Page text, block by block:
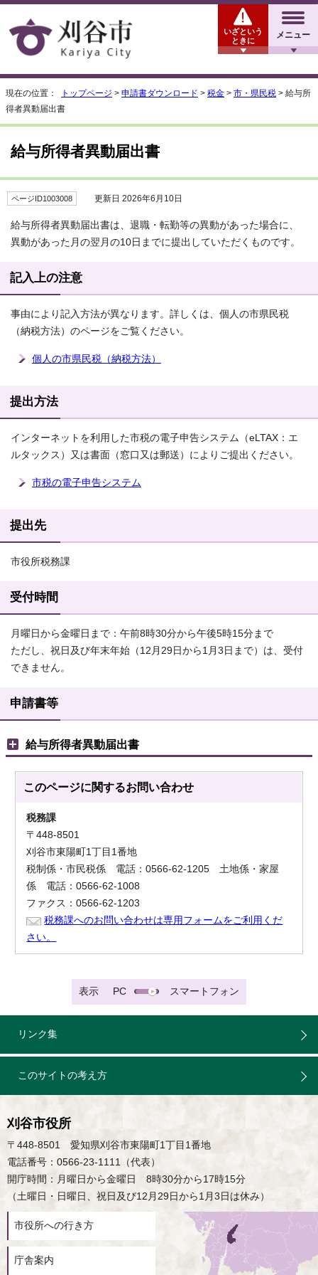
メニュー
いざという
ときに
現在の位置： トップページ > 申請書ダウンロード > 税金 > 市・県民税 > 給与所
得者異動届出書
給与所得者異動届出書
ページID1003008 更新日 2026年6月10日
給与所得者異動届出書は、退職・転勤等の異動があった場合に、
異動があった月の翌月の10日までに提出していただくものです。
記入上の注意
事由により記入方法が異なります。詳しくは、個人の市県民税
（納税方法）のページをご覧ください。
個人の市県民税（納税方法）
提出方法
インターネットを利用した市税の電子申告システム（eLTAX：エ
ルタックス）又は書面（窓口又は郵送）によりご提出ください。
市税の電子申告システム
提出先
市役所税務課
受付時間
月曜日から金曜日まで：午前8時30分から午後5時15分まで
ただし、祝日及び年末年始（12月29日から1月3日まで）は、受付
できません。
申請書等
給与所得者異動届出書
このページに関するお問い合わせ
税務課
〒448-8501
刈谷市東陽町1丁目1番地
税制係・市民税係 電話：0566-62-1205 土地係・家屋
係 電話：0566-62-1008
ファクス：0566-62-1203
税務課へのお問い合わせは専用フォームをご利用くだ
さい。
表示 PC スマートフォン
リンク集
このサイトの考え方
刈谷市役所
〒448-8501 愛知県刈谷市東陽町1丁目1番地
電話番号：0566-23-1111（代表）
開庁時間：月曜日から金曜日 8時30分から17時15分
（土曜日・日曜日、祝日及び12月29日から1月3日は休み）
市役所への行き方
庁舎案内